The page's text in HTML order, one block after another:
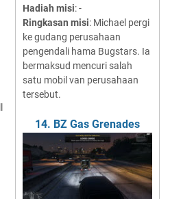
Hadiah misi: -
Ringkasan misi: Michael pergi
ke gudang perusahaan
pengendali hama Bugstars. Ia
bermaksud mencuri salah
satu mobil van perusahaan
tersebut.
14. BZ Gas Grenades